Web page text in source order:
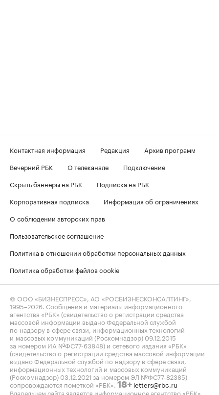
Контактная информация Редакция
Архив программ
Вечерний РБК
О телеканале
Подключение
Скрыть баннеры на РБК
Подписка на РБК
Корпоративная подписка
Информация об ограничениях
О соблюдении авторских прав
Пользовательское соглашение
Политика в отношении обработки персональных данных
Политика обработки файлов cookie
© ООО «БИЗНЕСПРЕСС», АО «РОСБИЗНЕСКОНСАЛТИНГ»,
1995–2026. Сообщения и материалы информационного
агентства «РБК» (свидетельство о регистрации средства
массовой информации выдано Федеральной службой
по надзору в сфере связи, информационных технологий
и массовых коммуникаций (Роскомнадзор) 09.12.2015
за номером ИА №ФС77-63848) и сетевого издания «РБК»
(свидетельство о регистрации средства массовой информации
выдано Федеральной службой по надзору в сфере связи,
информационных технологий и массовых коммуникаций
(Роскомнадзор) 03.12.2021 за номером ЭЛ №ФС77-82385)
сопровождаются пометкой «РБК». 18+ letters@rbc.ru
Владельцем сайта является информационное агентство «РБК».